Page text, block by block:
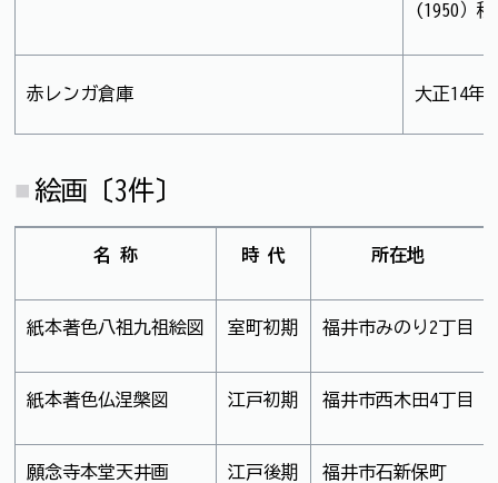
(1950）
赤レンガ倉庫 大正14年
絵画〔3件〕
名 称 時 代 所在地
紙本著色八祖九祖絵図 室町初期 福井市みのり2丁目
紙本著色仏涅槃図 江戸初期 福井市西木田4丁目
願念寺本堂天井画 江戸後期 福井市石新保町